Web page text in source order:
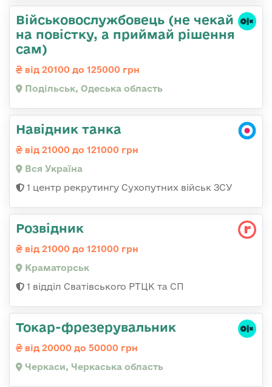
Військовослужбовець (не чекай
на повістку, а приймай рішення
сам)
від 20100 до 125000 грн
Подільськ, Одеська область
Навідник танка
від 21000 до 121000 грн
Вся Україна
1 центр рекрутингу Сухопутних військ ЗСУ
Розвідник
від 21000 до 121000 грн
Краматорськ
1 відділ Сватівського РТЦК та СП
Токар-фрезерувальник
від 20000 до 50000 грн
Черкаси, Черкаська область